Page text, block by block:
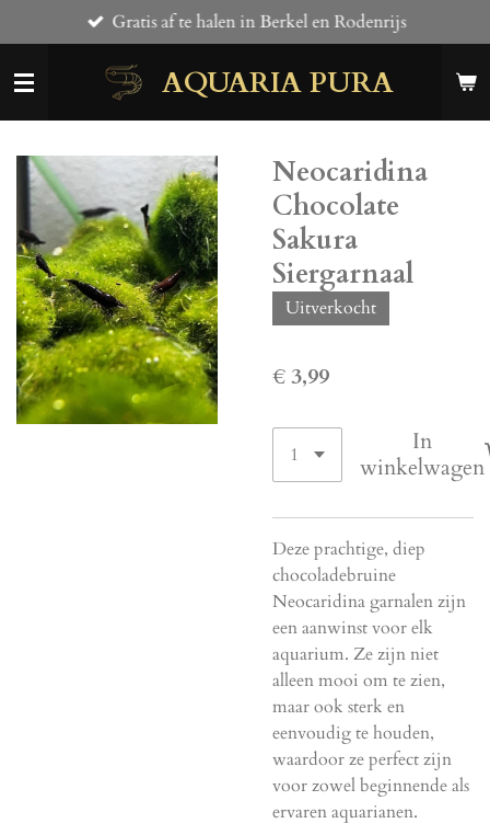
direct
naar
AQUARIA PURA
Gratis af te halen in Berkel en Rodenrijs
Neocaridina
Chocolate
Sakura
Siergarnaal
Uitverkocht
€ 3,99
In
winkelwagen
Deze prachtige, diep
chocoladebruine
Neocaridina garnalen zijn
een aanwinst voor elk
aquarium. Ze zijn niet
alleen mooi om te zien,
maar ook sterk en
eenvoudig te houden,
waardoor ze perfect zijn
voor zowel beginnende als
ervaren aquarianen.